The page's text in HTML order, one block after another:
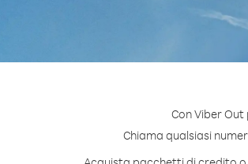
Con Viber
Chiama qualsiasi